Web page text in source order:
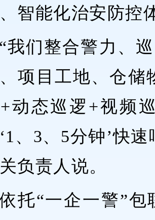
智能化治安防控
“我们整合警力、
项目工地、仓储
动态巡逻+视频
、3、5分钟’快
负责人说。
托“一企一警”